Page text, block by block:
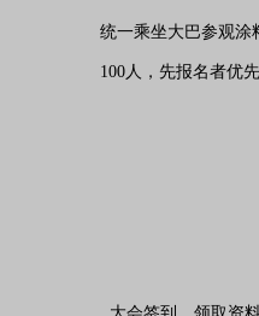
统一乘坐大巴参观涂
100人，先报名者优